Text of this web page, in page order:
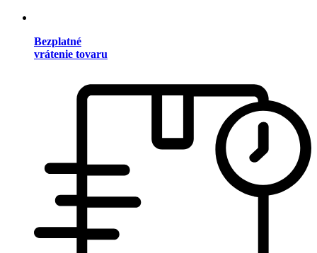
Bezplatné
vrátenie tovaru